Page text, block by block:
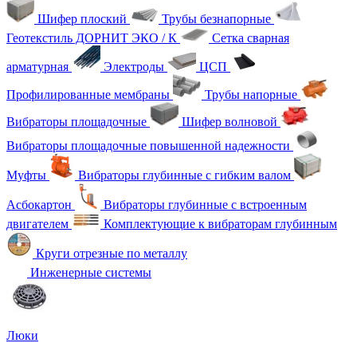
Шифер плоский
Трубы безнапорные
Геотекстиль ДОРНИТ ЭКО / К
Сетка сварная
арматурная Электроды ЦСП
Профилированные мембраны
Трубы напорные
Вибраторы площадочные
Шифер волновой
Вибраторы площадочные повышенной надежности
Муфты Вибраторы глубинные с гибким валом
Асбокартон
Вибраторы глубинные с встроенным
двигателем
Комплектующие к вибраторам глубинным
Круги отрезные по металлу
Инженерные системы
Люки